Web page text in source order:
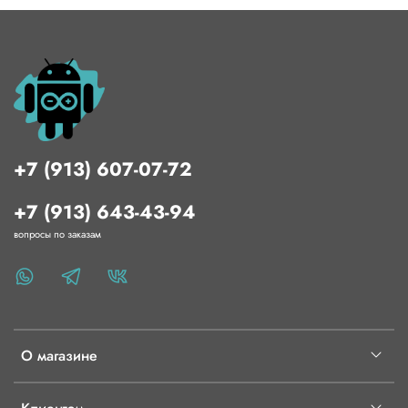
О магазине
+7 (913) 607-07-72
+7 (913) 643-43-94
вопросы по заказам